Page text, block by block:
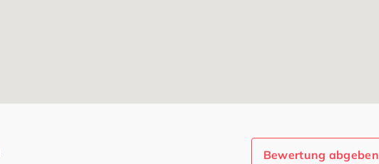
Bewertung abgeben